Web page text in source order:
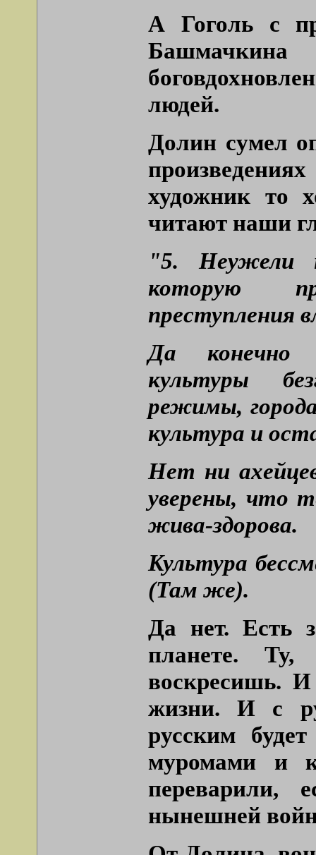
А Гоголь с
Башмачкина
людей.
Долин сумел
художник то
читают наши
"5. Неужели
которую
преступления
Да конечно
культуры
режимы,
культура и
Нет ни
уверены, что
жива-здорова.
Культура
(Там же).
Да нет. Есть
планете. Ту,
воскресишь.
жизни. И с
русским
муромами и
переварили,
нынешней